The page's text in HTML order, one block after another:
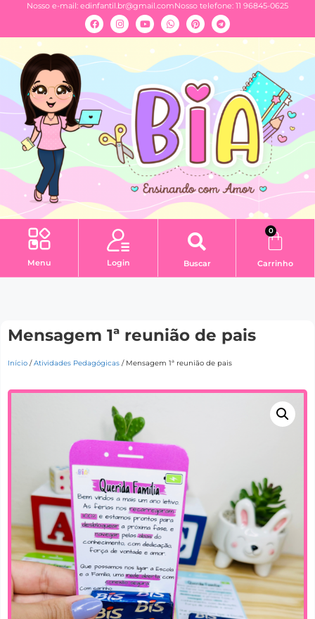
Nosso e-mail: edinfantil.br@gmail.comNosso telefone: 11 96845-0625
Menu Login Buscar
0
Carrinho
Mensagem 1ª reunião de pais
Início /Atividades Pedagógicas / Mensagem 1ª reunião de pais